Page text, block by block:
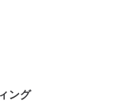
ング